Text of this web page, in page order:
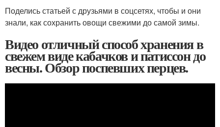
Поделись статьей с друзьями в соцсетях, чтобы и они
знали, как сохранить овощи свежими до самой зимы.
Видео отличный способ хранения в
свежем виде кабачков и патиссон до
весны. Обзор поспевших перцев.